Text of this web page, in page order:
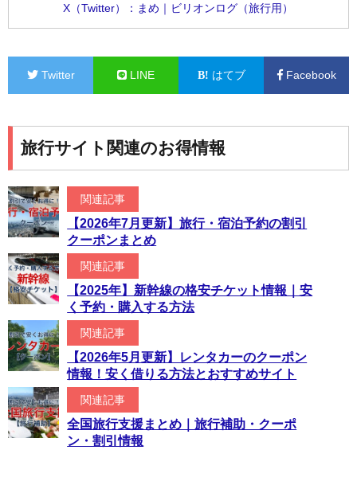
X（Twitter）：まめ｜ビリオンログ（旅行用）
Twitter LINE はてブ Facebook
旅行サイト関連のお得情報
関連記事
【2026年7月更新】旅行・宿泊予約の割引
クーポンまとめ
関連記事
【2025年】新幹線の格安チケット情報｜安
く予約・購入する方法
関連記事
【2026年5月更新】レンタカーのクーポン
情報！安く借りる方法とおすすめサイト
関連記事
全国旅行支援まとめ｜旅行補助・クーポ
ン・割引情報